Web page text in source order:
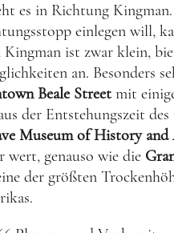
es in Richtung
einlegen will,
Kingman ist zwar klein,
an. Besonders
Beale Street mit
der Entstehungszeit
Museum of History
wert, genauso wie die
der größten